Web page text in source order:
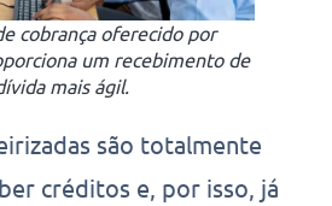
cobrança oferecido por
um recebimento de
mais ágil.
são totalmente
créditos e, por isso, já